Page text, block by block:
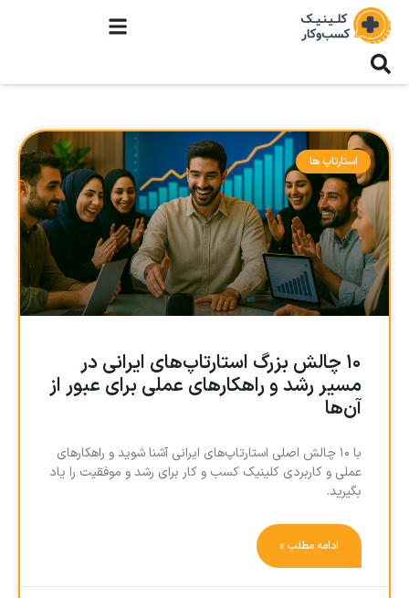
استارتاپ ها
۱۰ چالش بزرگ استارتاپ‌های ایرانی در
مسیر رشد و راهکارهای عملی برای عبور از
آن‌ها
با ۱۰ چالش اصلی استارتاپ‌های ایرانی آشنا شوید و راهکارهای
عملی و کاربردی کلینیک کسب و کار برای رشد و موفقیت را یاد
بگیرید.
ادامه مطلب »